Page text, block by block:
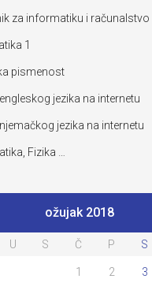
za informatiku i računalstvo
1
pismenost
jezika na internetu
jezika na internetu
Fizika …
ožujak 2018
U S Č P S
1 2 3